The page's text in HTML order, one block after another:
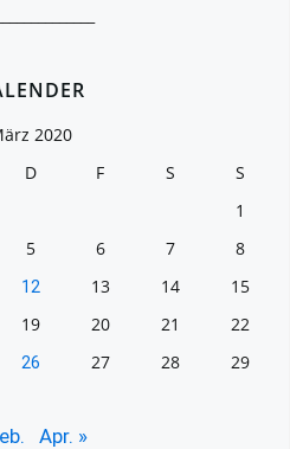
2020
D F S
S
1
5 6 7 8
12 13 14
15
19 20 21
22
26 27 28
29
Apr. »